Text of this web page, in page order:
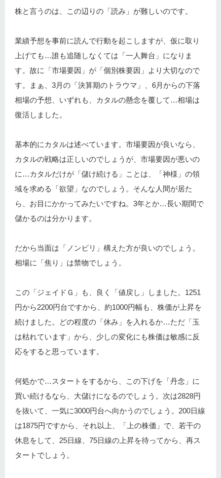
株と言うのは、この辺りの「読み」が難しいのです。
業績予想を事前に読んで行動を起こしますが、仮に取り
上げても…誰も追随しなくては「一人舞台」になりま
す。故に「市場要因」が「個別株要因」より大切なので
す。まぁ、3月の「決算期のトラウマ」、6月からの下落
相場の予想、いずれも、カタルの懸念を覆して…相場は
復活しました。
基本的にカタルは述べています。市場要因が良いなら、
カタルの戦略は正しいのでしょうが、市場要因が悪いの
に…カタルだけが「儲け続ける」ことは、「神様」の領
域を求める「欲望」なのでしょう。そんな人間が居た
ら、お目にかかってみたいですね。3年とか…長い期間で
儲かるのは分かります。
だから当面は「ノンビリ」構えた方が良いのでしょう。
相場に「焦り」は禁物でしょう。
この「ジェイドＧ」も、良く「値戻し」しました。1251
円から2200円台ですから、約1000円幅も、株価が上昇を
続けました。どの程度の「休み」を入れるか…ただ「玉
は枯れています」から、少しの変化にも株価は敏感に反
応をすると思っています。
何処かで…スタートをするから、この下げを「丹念」に
買い続けるなら、大儲けになるのでしょう。次は2828円
を抜いて、一気に3000円台へ向かうのでしょう。200日線
は1875円ですから、それ以上、「上の株価」で、若干の
休息をして、25日線、75日線の上昇を待ってから、再ス
タートでしょう。